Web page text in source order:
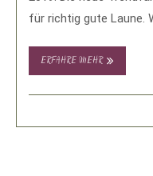
für richtig gute Laune.
ERFAHRE MEHR